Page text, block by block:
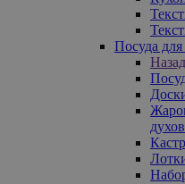
Посуда
Назад